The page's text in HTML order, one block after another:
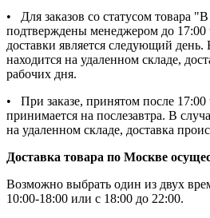
• Для заказов со статусом товара
подтверждены менеджером до
доставки является следующий день.
находится на удаленном складе,
рабочих дня.
• При заказе, принятом после
принимается на послезавтра. В
на удаленном складе, доставка
Доставка товара по Москве
Возможно выбрать один из двух
10:00-18:00 или с 18:00 до 22:00.